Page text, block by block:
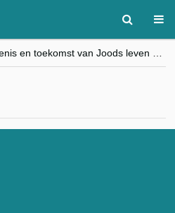
“Besnijdenisdebat toont hoe moeilijk seculiere Westen minderheden begrijpt”, Jinnih Beels (Vooruit)